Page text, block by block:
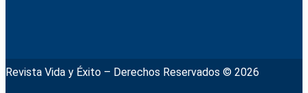
Revista Vida y Éxito – Derechos Reservados © 2026